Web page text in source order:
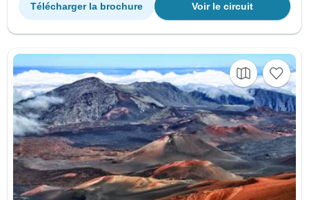
Voir le circuit
Télécharger la brochure